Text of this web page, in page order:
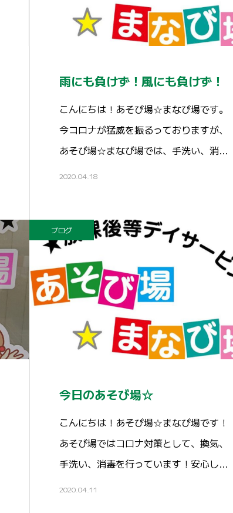
雨にも負けず！風にも負けず！
こんにちは！あそび場☆まなび場です。
今コロナが猛威を振るっておりますが、
あそび場☆まなび場では、手洗い、消…
2020.04.18
ブログ
今日のあそび場☆
こんにちは！あそび場☆まなび場です！
あそび場ではコロナ対策として、換気、
手洗い、消毒を行っています！安心し…
2020.04.11